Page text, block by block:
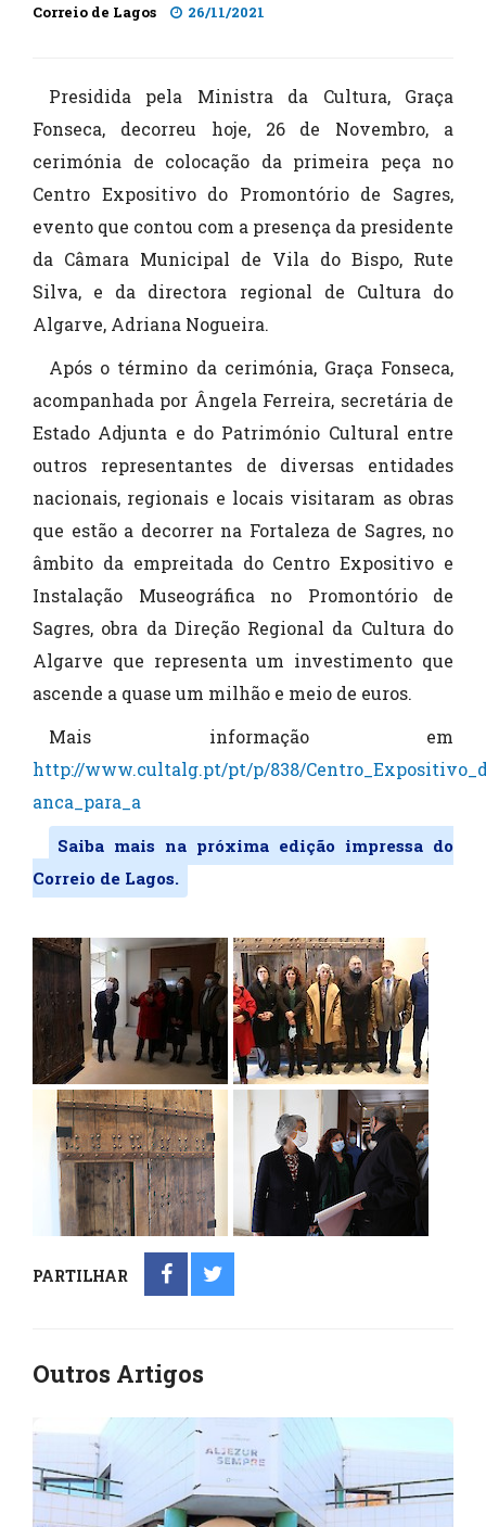
Correio de Lagos 26/11/2021
Presidida pela Ministra da Cultura, Graça
Fonseca, decorreu hoje, 26 de Novembro, a
cerimónia de colocação da primeira peça no
Centro Expositivo do Promontório de Sagres,
evento que contou com a presença da presidente
da Câmara Municipal de Vila do Bispo, Rute
Silva, e da directora regional de Cultura do
Algarve, Adriana Nogueira.
Após o término da cerimónia, Graça Fonseca,
acompanhada por Ângela Ferreira, secretária de
Estado Adjunta e do Património Cultural entre
outros representantes de diversas entidades
nacionais, regionais e locais visitaram as obras
que estão a decorrer na Fortaleza de Sagres, no
âmbito da empreitada do Centro Expositivo e
Instalação Museográfica no Promontório de
Sagres, obra da Direção Regional da Cultura do
Algarve que representa um investimento que
ascende a quase um milhão e meio de euros.
Mais informação em
http://www.cultalg.pt/pt/p/838/
anca_para_a
Saiba mais na próxima edição impressa do
Correio de Lagos.
PARTILHAR
Outros Artigos